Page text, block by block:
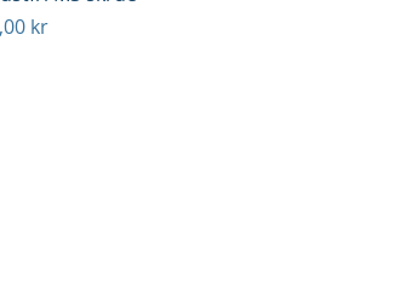
kr